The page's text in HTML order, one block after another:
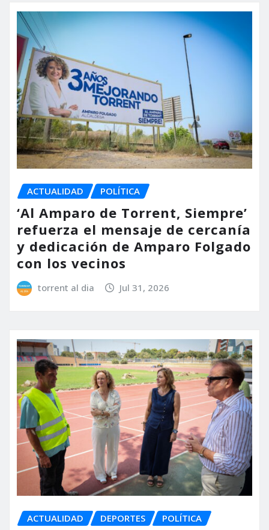
ACTUALIDAD POLÍTICA
‘Al Amparo de Torrent, Siempre’
refuerza el mensaje de cercanía
y dedicación de Amparo Folgado
con los vecinos
torrent al dia Jul 31, 2026
ACTUALIDAD DEPORTES POLÍTICA